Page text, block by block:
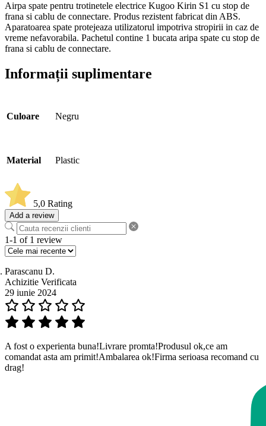
Airpa spate pentru trotinetele electrice Kugoo Kirin S1 cu stop de
frana si cablu de connectare. Produs rezistent fabricat din ABS.
Aparatoarea spate protejeaza utilizatorul impotriva stropirii in caz de
vreme nefavorabila. Pachetul contine 1 bucata aripa spate cu stop de
frana si cablu de connectare.
Informații suplimentare
Culoare Negru
Material Plastic
5,0 Rating
Add a review
1-1 of 1 review
Parascanu D.
Achizitie Verificata
29 iunie 2024
A fost o experienta buna!Livrare promta!Produsul ok,ce am
comandat asta am primit!Ambalarea ok!Firma serioasa recomand cu
drag!